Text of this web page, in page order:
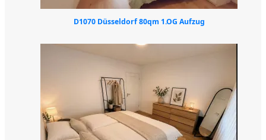
D1070 Düsseldorf 80qm 1.OG Aufzug